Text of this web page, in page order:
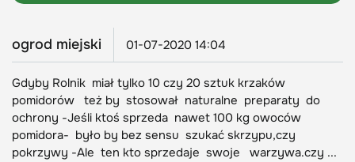
ogrod miejski 01-07-2020 14:04
Gdyby Rolnik miał tylko 10 czy 20 sztuk krzaków
pomidorów też by stosował naturalne preparaty do
ochrony -Jeśli ktoś sprzeda nawet 100 kg owoców
pomidora- było by bez sensu szukać skrzypu,czy
pokrzywy -Ale ten kto sprzedaje swoje warzywa.czy ...